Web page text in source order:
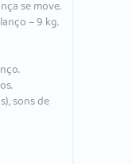
se move.
– 9 kg.
sons de